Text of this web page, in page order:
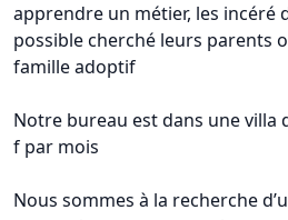
apprendre un métier, les incéré
possible cherché leurs parents
famille adoptif
Notre bureau est dans une villa
f par mois
Nous sommes à la recherche